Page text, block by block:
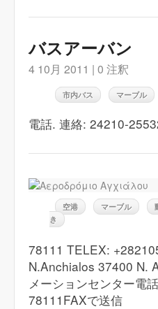
バスアーバン
4 10月 2011 | 0 注釈
市内バス マーブル
電話. 連絡: 24210-
空港 マーブル
き
78111 TELEX:
N.Anchialos 37400 N.
メーションセンター電
78111FAXで送信